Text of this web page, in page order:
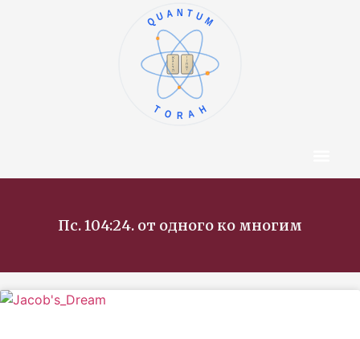
א
ב
ג
ד
ה
ו
ז
ח
ט
י
QUANTUM
TORAH
Пс. 104:24. от одного ко многим